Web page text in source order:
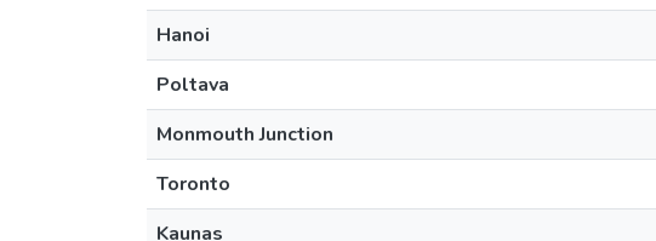
Hanoi
Poltava
Monmouth Junction
Toronto
Kaunas